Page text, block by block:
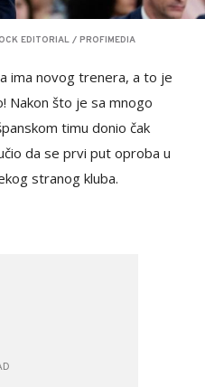
EDITORIAL / PROFIMEDIA
ima novog trenera, a to je
Nakon što je sa mnogo
timu donio čak
da se prvi put oproba u
stranog kluba.